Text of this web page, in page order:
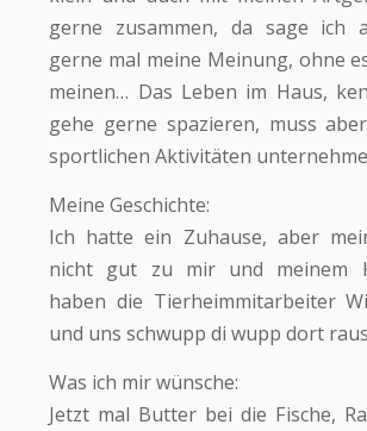
gerne zusammen, da sage ich
gerne mal meine Meinung, ohne
meinen… Das Leben im Haus,
gehe gerne spazieren, muss
sportlichen Aktivitäten
Meine Geschichte:
Ich hatte ein Zuhause, aber
nicht gut zu mir und meinem
haben die Tierheimmitarbeiter
und uns schwupp di wupp dort
Was ich mir wünsche:
Jetzt mal Butter bei die Fische,